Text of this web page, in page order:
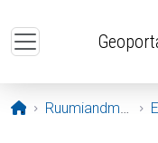
Avaleht
Ruumiandmed